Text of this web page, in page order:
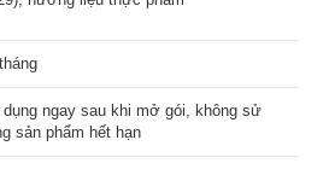
ngay sau khi mở gói, không sử
sản phẩm hết hạn